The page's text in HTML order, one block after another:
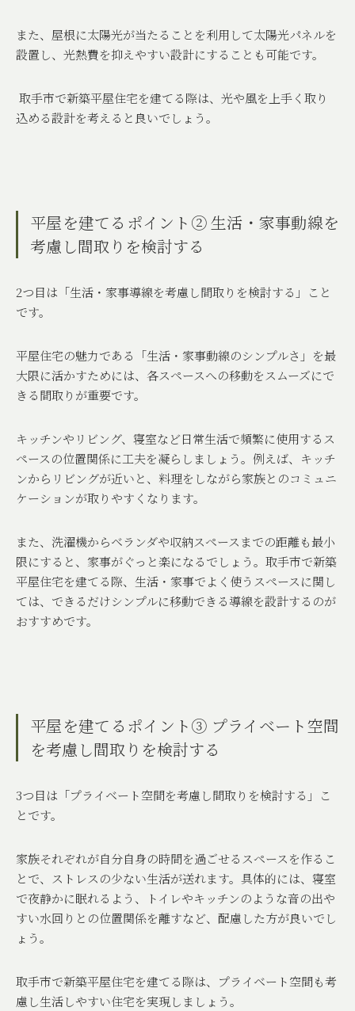
また、屋根に太陽光が当たることを利用して太陽光パネルを
設置し、光熱費を抑えやすい設計にすることも可能です。
取手市で新築平屋住宅を建てる際は、光や風を上手く取り
込める設計を考えると良いでしょう。
平屋を建てるポイント② 生活・家事動線を
考慮し間取りを検討する
2つ目は「生活・家事導線を考慮し間取りを検討する」こと
です。
平屋住宅の魅力である「生活・家事動線のシンプルさ」を最
大限に活かすためには、各スペースへの移動をスムーズにで
きる間取りが重要です。
キッチンやリビング、寝室など日常生活で頻繁に使用するス
ペースの位置関係に工夫を凝らしましょう。例えば、キッチ
ンからリビングが近いと、料理をしながら家族とのコミュニ
ケーションが取りやすくなります。
また、洗濯機からベランダや収納スペースまでの距離も最小
限にすると、家事がぐっと楽になるでしょう。取手市で新築
平屋住宅を建てる際、生活・家事でよく使うスペースに関し
ては、できるだけシンプルに移動できる導線を設計するのが
おすすめです。
平屋を建てるポイント③ プライベート空間
を考慮し間取りを検討する
3つ目は「プライベート空間を考慮し間取りを検討する」こ
とです。
家族それぞれが自分自身の時間を過ごせるスペースを作るこ
とで、ストレスの少ない生活が送れます。具体的には、寝室
で夜静かに眠れるよう、トイレやキッチンのような音の出や
すい水回りとの位置関係を離すなど、配慮した方が良いでし
ょう。
取手市で新築平屋住宅を建てる際は、プライベート空間も考
慮し生活しやすい住宅を実現しましょう。